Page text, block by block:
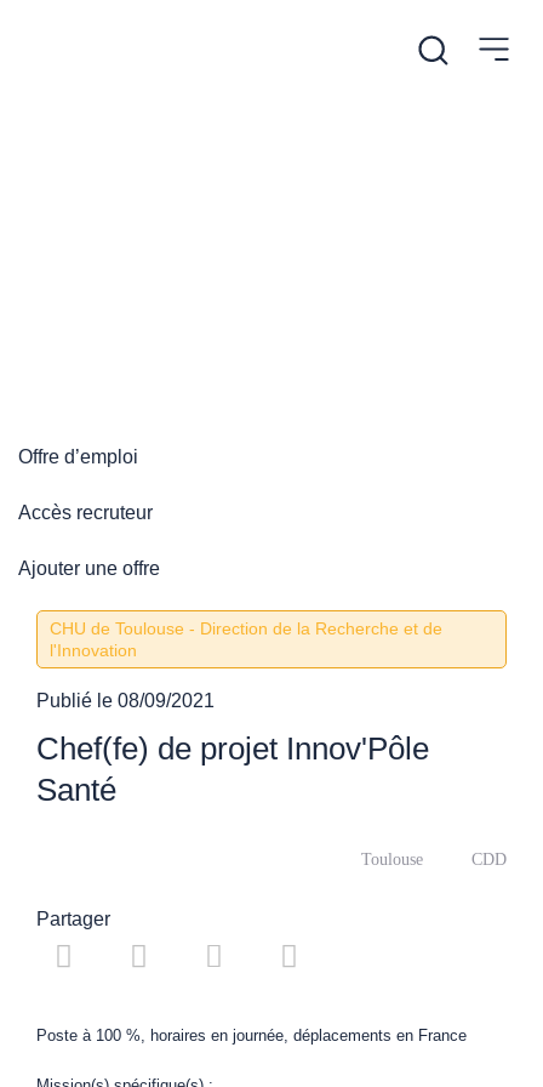
Offre d’emploi
Accès recruteur
Ajouter une offre
CHU de Toulouse - Direction de la Recherche et de
l'Innovation
Publié le 08/09/2021
Chef(fe) de projet Innov'Pôle
Santé
Toulouse CDD
Partager
Poste à 100 %, horaires en journée, déplacements en France